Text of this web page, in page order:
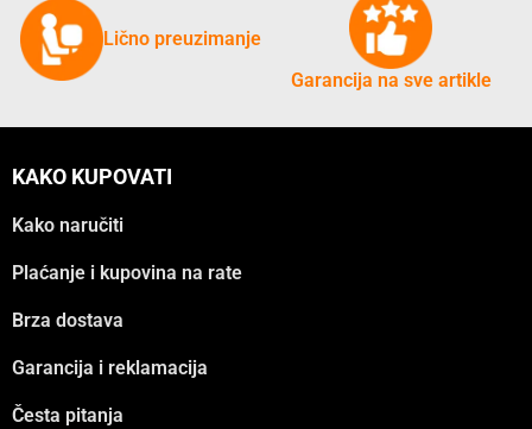
Lično preuzimanje
Garancija na sve artikle
KAKO KUPOVATI
Kako naručiti
Plaćanje i kupovina na rate
Brza dostava
Garancija i reklamacija
Česta pitanja